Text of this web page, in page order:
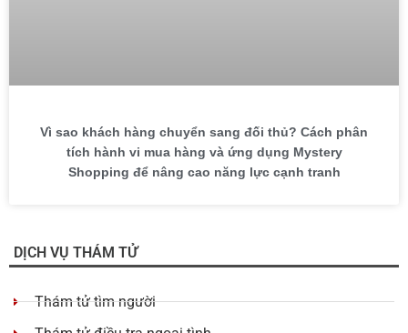
Vì sao khách hàng chuyển sang đối thủ? Cách phân
tích hành vi mua hàng và ứng dụng Mystery
Shopping để nâng cao năng lực cạnh tranh
DỊCH VỤ THÁM TỬ
Thám tử tìm người